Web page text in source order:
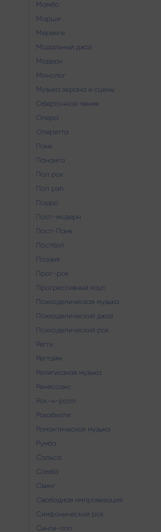
Мамбо
Марши
Меренге
Модальный джаз
Модерн
Монолог
Музыка экрана и сцены
Обертонное пение
Опера
Оперетта
Панк
Пачанга
Поп рок
Поп рэп
Порро
Пост-модерн
Пост-Панк
Постбоп
Поэзия
Прог-рок
Прогрессивный хаус
Психоделическая музыка
Психоделический джаз
Психоделический рок
Регги
Регтайм
Религиозная музыка
Ренессанс
Рок-н-ролл
Рокабилли
Романтическая музыка
Румба
Сальса
Самба
Свинг
Свободная импровизация
Симфонический рок
Синти-поп